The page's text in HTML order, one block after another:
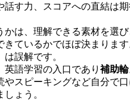
話す力、スコアへの直結は
かは、理解できる素材を選
きているかでほぼ決まりま
誤解です。
英語学習の入口であり 補助輪
やスピーキングなど自分で
ょう。